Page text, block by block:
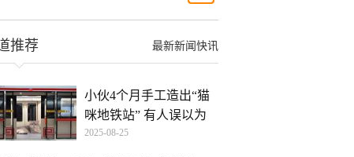
最新新闻快讯
推荐
小伙4个月手工造出“猫
咪地铁站” 有人误以为
2025-08-25